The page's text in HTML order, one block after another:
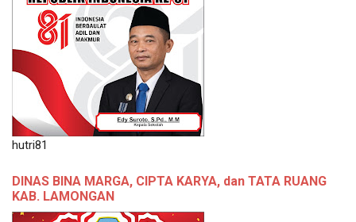
hutri81
DINAS BINA MARGA, CIPTA KARYA, dan TATA RUANG
KAB. LAMONGAN